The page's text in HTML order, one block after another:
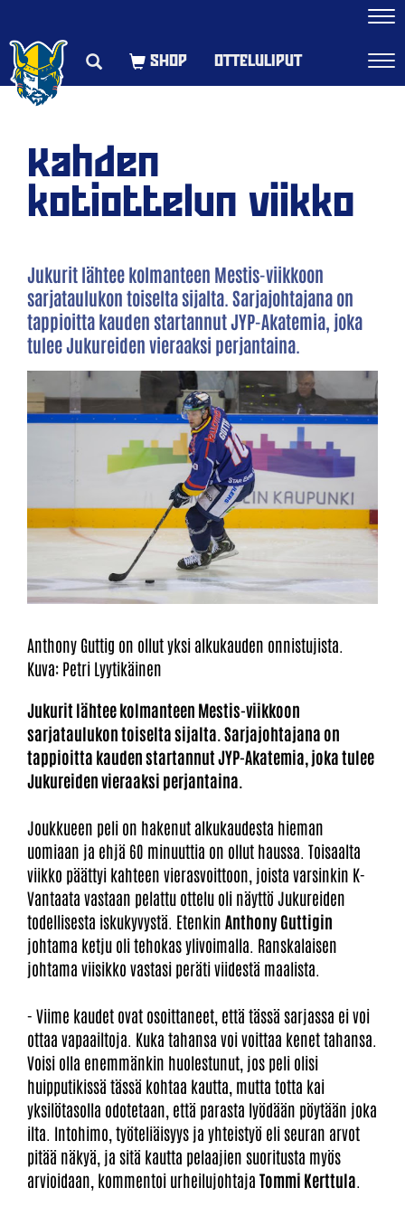
OTTELULIPUT
Kahden
kotiottelun viikko
Jukurit lähtee kolmanteen Mestis-viikkoon
sarjataulukon toiselta sijalta. Sarjajohtajana on
tappioitta kauden startannut JYP-Akatemia, joka
tulee Jukureiden vieraaksi perjantaina.
Anthony Guttig on ollut yksi alkukauden onnistujista.
Kuva: Petri Lyytikäinen
Jukurit lähtee kolmanteen Mestis-viikkoon
sarjataulukon toiselta sijalta. Sarjajohtajana on
tappioitta kauden startannut JYP-Akatemia, joka tulee
Jukureiden vieraaksi perjantaina.
Joukkueen peli on hakenut alkukaudesta hieman
uomiaan ja ehjä 60 minuuttia on ollut haussa. Toisaalta
viikko päättyi kahteen vierasvoittoon, joista varsinkin K-
Vantaata vastaan pelattu ottelu oli näyttö Jukureiden
todellisesta iskukyvystä. Etenkin Anthony Guttigin
johtama ketju oli tehokas ylivoimalla. Ranskalaisen
johtama viisikko vastasi peräti viidestä maalista.
- Viime kaudet ovat osoittaneet, että tässä sarjassa ei voi
ottaa vapaailtoja. Kuka tahansa voi voittaa kenet tahansa.
Voisi olla enemmänkin huolestunut, jos peli olisi
huipputikissä tässä kohtaa kautta, mutta totta kai
yksilötasolla odotetaan, että parasta lyödään pöytään joka
ilta. Intohimo, työteliäisyys ja yhteistyö eli seuran arvot
pitää näkyä, ja sitä kautta pelaajien suoritusta myös
arvioidaan, kommentoi urheilujohtaja Tommi Kerttula